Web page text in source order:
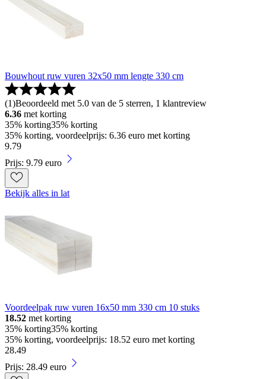
Bouwhout ruw vuren 32x50 mm lengte 330 cm
(1)Beoordeeld met 5.0 van de 5 sterren, 1 klantreview
6.36 met korting
35% korting35% korting
35% korting, voordeelprijs: 6.36 euro met korting
9.79
Prijs: 9.79 euro
Bekijk alles in lat
Voordeelpak ruw vuren 16x50 mm 330 cm 10 stuks
18.52 met korting
35% korting35% korting
35% korting, voordeelprijs: 18.52 euro met korting
28.49
Prijs: 28.49 euro